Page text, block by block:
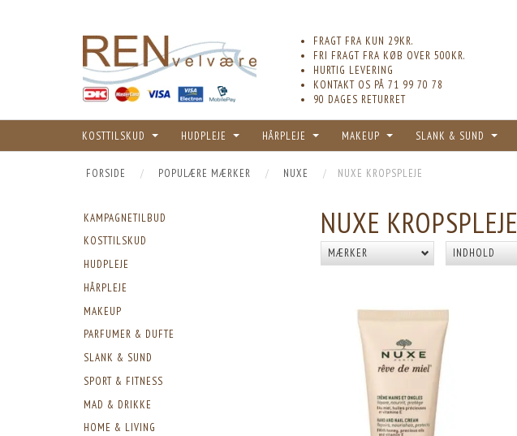
FRAGT FRA KUN 29KR.
FRI FRAGT FRA KØB OVER 500KR.
HURTIG LEVERING
KONTAKT OS PÅ 71 99 70 78
90 DAGES RETURRET
KOSTTILSKUD HUDPLEJE HÅRPLEJE MAKEUP SLANK & SUND
FORSIDE POPULÆRE MÆRKER NUXE NUXE KROPSPLEJE
KAMPAGNETILBUD
KOSTTILSKUD
HUDPLEJE
HÅRPLEJE
MAKEUP
PARFUMER & DUFTE
SLANK & SUND
SPORT & FITNESS
MAD & DRIKKE
HOME & LIVING
NUXE KROPSPLEJE
MÆRKER INDHOLD